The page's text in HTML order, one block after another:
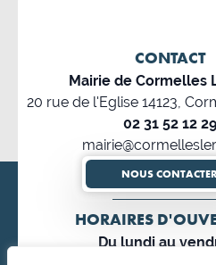
CONTACT
Mairie de Cormelles
20 rue de l'Eglise 14123,
02 31 52 12 29
NOUS
HORAIRES
Du lundi au